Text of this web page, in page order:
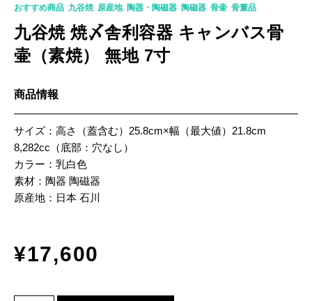
おすすめ商品 九谷焼, 原産地, 陶器・陶磁器 陶磁器 骨壷 骨董品
九谷焼 焼〆舎利容器 キャンバス骨
壷（素焼） 無地 7寸
商品情報
サイズ：高さ（蓋含む）25.8cm×幅（最大値）21.8cm
8,282cc（底部：穴なし）
カラー：乳白色
素材：陶器 陶磁器
原産地：日本 石川
¥17,600